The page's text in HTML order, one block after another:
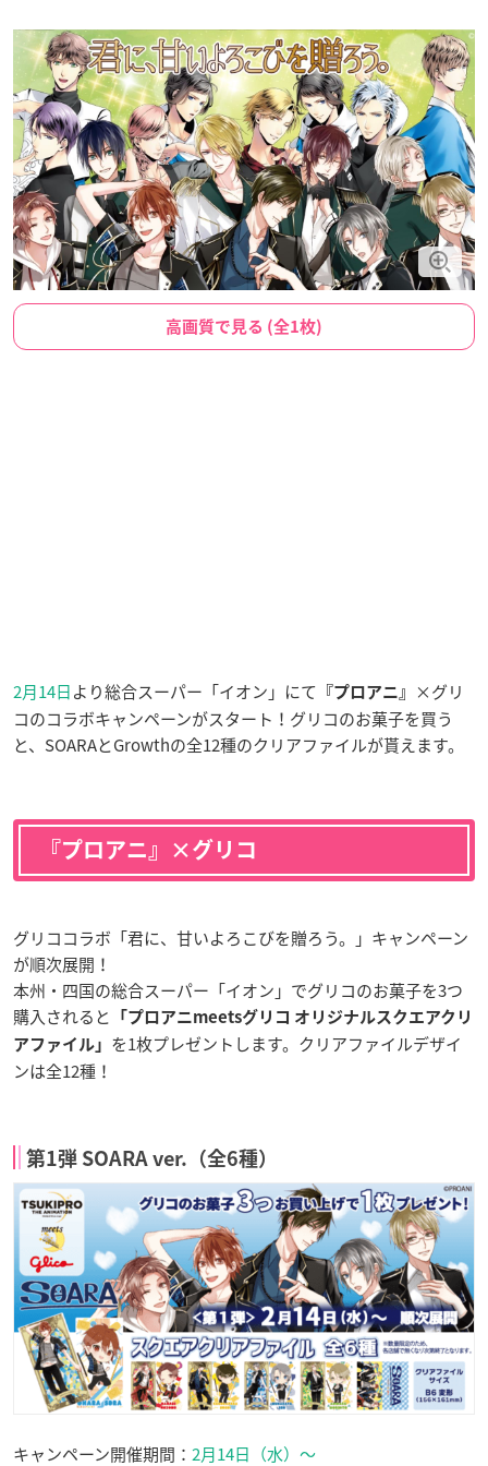
高画質で見る (全1枚)
2月14日より総合スーパー「イオン」にて 『プロアニ』
×グリ
コのコラボキャンペーンがスタート！グリコのお菓子を買う
と、SOARAとGrowthの全12種のクリアファイルが貰えます。
『プロアニ』×グリコ
グリココラボ「君に、甘いよろこびを贈ろう。」キャンペーン
が順次展開！
本州・四国の総合スーパー「イオン」でグリコのお菓子を3つ
購入されると
「プロアニmeetsグリコ オリジナルスクエアクリ
アファイル」 を1枚プレゼントします。クリアファイルデザイ
ンは全12種！
第1弾 SOARA ver.（全6種）
キャンペーン開催期間： 2月14日（水）～